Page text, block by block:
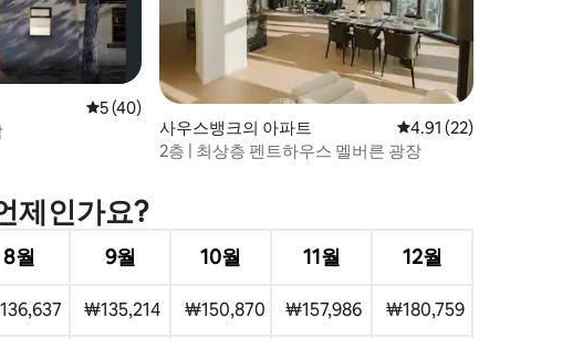
평점 5점(5점 만점), 후기 40개
5 (40)
사우스뱅크의 아파트 평점 4.91점(5점 만점
4.91 (22)
2층 | 최상층 펜트하우스 멜버른 광장
제인가요?
8월 9월 10월 11월 12월
₩135,214 ₩150,870 ₩157,986 ₩180,759